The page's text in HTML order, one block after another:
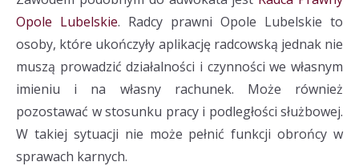
Opole Lubelskie. Radcy prawni Opole Lubelskie to
osoby, które ukończyły aplikację radcowską jednak nie
muszą prowadzić działalności i czynności we własnym
imieniu i na własny rachunek. Może również
pozostawać w stosunku pracy i podległości służbowej.
W takiej sytuacji nie może pełnić funkcji obrońcy w
sprawach karnych.